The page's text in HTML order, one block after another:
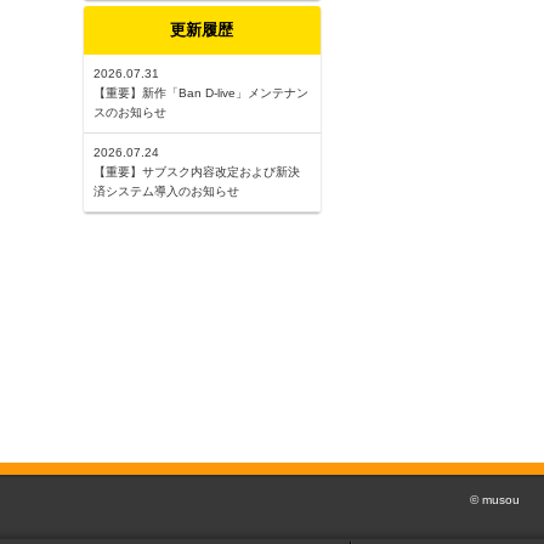
更新履歴
2026.07.31
【重要】新作「Ban D-live」メンテナン
スのお知らせ
2026.07.24
【重要】サブスク内容改定および新決
済システム導入のお知らせ
© musou